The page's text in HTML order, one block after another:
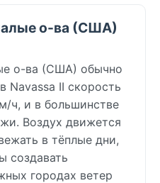
о-ва (США)
о-ва (США) обычно
Navassa II скорость
ч, и в большинстве
Воздух движется
в тёплые дни,
создавать
городах ветер